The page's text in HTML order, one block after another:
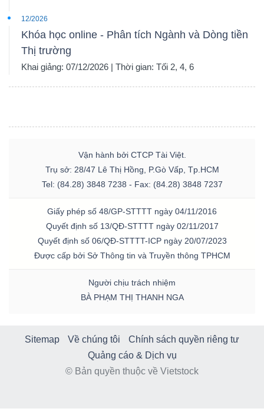
12/2026
Khóa học online - Phân tích Ngành và Dòng tiền
Thị trường
Khai giảng: 07/12/2026 | Thời gian: Tối 2, 4, 6
Vận hành bởi CTCP Tài Việt.
Trụ sở: 28/47 Lê Thị Hồng, P.Gò Vấp, Tp.HCM
Tel: (84.28) 3848 7238 - Fax: (84.28) 3848 7237
Giấy phép số 48/GP-STTTT ngày 04/11/2016
Quyết định số 13/QĐ-STTTT ngày 02/11/2017
Quyết định số 06/QĐ-STTTT-ICP ngày 20/07/2023
Được cấp bởi Sở Thông tin và Truyền thông TPHCM
Người chịu trách nhiệm
BÀ PHẠM THỊ THANH NGA
Sitemap Về chúng tôi
Chính sách quyền riêng tư
Quảng cáo & Dịch vụ
© Bản quyền thuộc về Vietstock